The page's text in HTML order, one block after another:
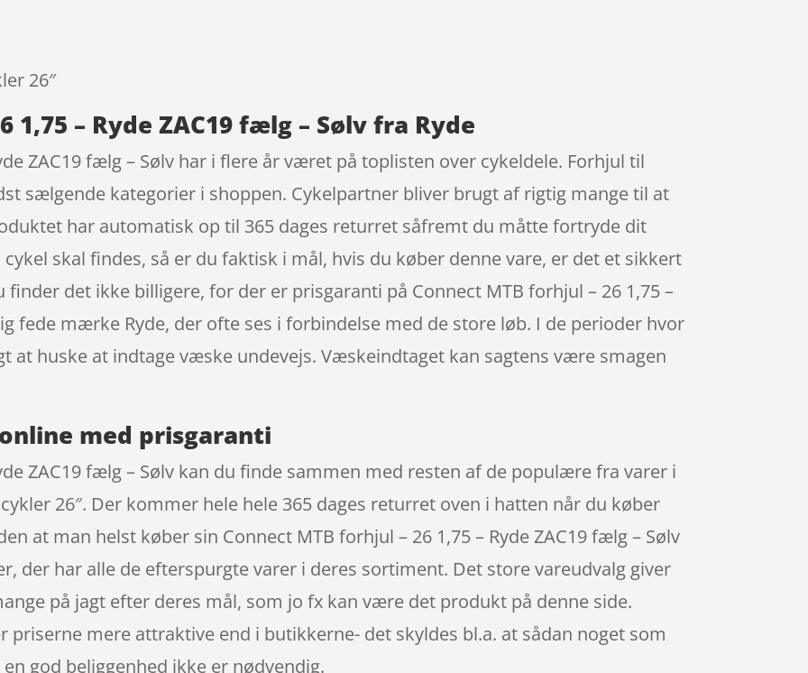
26″
1,75 – Ryde ZAC19 fælg – Sølv fra Ryde
ZAC19 fælg – Sølv har i flere år været på toplisten over cykeldele. Forhjul til
sælgende kategorier i shoppen. Cykelpartner bliver brugt af rigtig mange til at
har automatisk op til 365 dages returret såfremt du måtte fortryde dit
skal findes, så er du faktisk i mål, hvis du køber denne vare, er det et sikkert
det ikke billigere, for der er prisgaranti på Connect MTB forhjul – 26 1,75 –
fede mærke Ryde, der ofte ses i forbindelse med de store løb. I de perioder hvor
at huske at indtage væske undevejs. Væskeindtaget kan sagtens være smagen
med prisgaranti
ZAC19 fælg – Sølv kan du finde sammen med resten af de populære fra varer i
26″. Der kommer hele hele 365 dages returret oven i hatten når du køber
at man helst køber sin Connect MTB forhjul – 26 1,75 – Ryde ZAC19 fælg – Sølv
der har alle de efterspurgte varer i deres sortiment. Det store vareudvalg giver
på jagt efter deres mål, som jo fx kan være det produkt på denne side.
priserne mere attraktive end i butikkerne- det skyldes bl.a. at sådan noget som
god beliggenhed ikke er nødvendig.